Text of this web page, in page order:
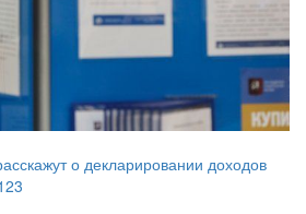
о декларировании доходов